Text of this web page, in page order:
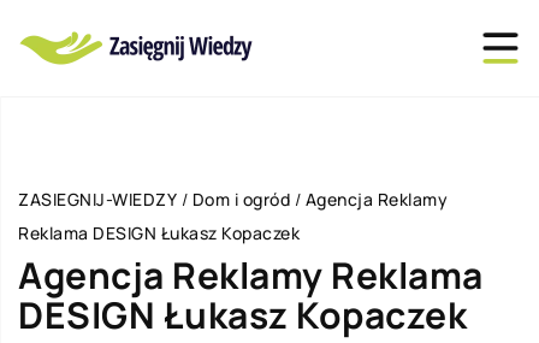
ZASIEGNIJ-WIEDZY / Dom i ogród / Agencja Reklamy
Reklama DESIGN Łukasz Kopaczek
Agencja Reklamy Reklama
DESIGN Łukasz Kopaczek